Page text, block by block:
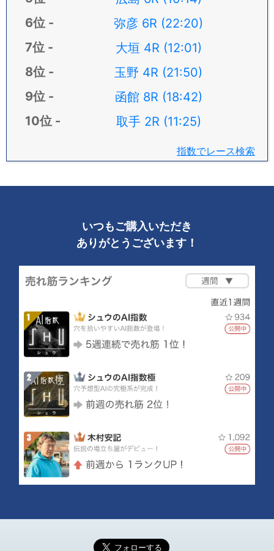
弥彦 6R (22:20)
大垣 4R (12:01)
玉野 4R (21:50)
函館 8R (18:42)
取手 2R (11:25)
指数でレース検索
いつもご購入いただき
ありがとうございます！